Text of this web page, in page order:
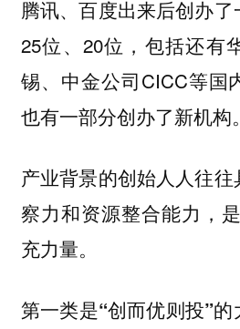
腾讯、百度出来后创办
25位、20位，包括还有
锡、中金公司CICC等国
也有一部分创办了新机构
产业背景的创始人人往
察力和资源整合能力，
充力量。
第一类是“创而优则投”